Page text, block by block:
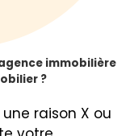
immobilière
?​
raison X ou